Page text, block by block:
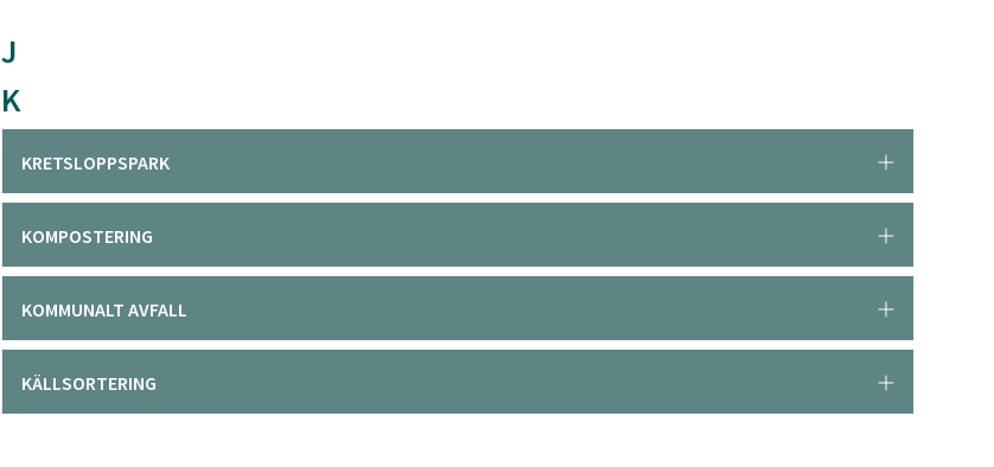
J
K
KRETSLOPPSPARK
KOMPOSTERING
KOMMUNALT AVFALL
KÄLLSORTERING